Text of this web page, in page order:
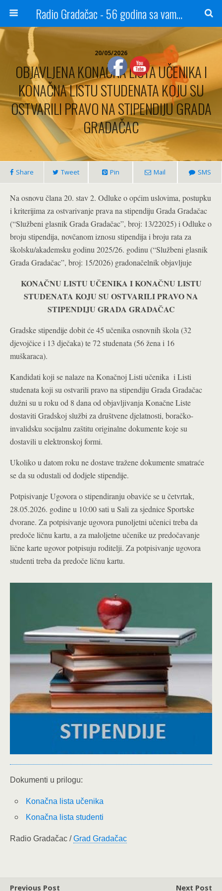
Radio Gradačac - 56 godina sa vama...
20/05/2026
OBJAVLJENA KONAČNA LISTA UČENIKA I
KONAČNA LISTU STUDENATA KOJU SU
OSTVARILI PRAVO NA STIPENDIJU GRADA
GRADAČAC
Share Tweet Pin Mail SMS
Na osnovu člana 20. stav 2. Odluke o općim uslovima, postupku
i kriterijima za ostvarivanje prava na stipendiju Grada Gradačac
(“Službeni glasnik Grada Gradačac”, broj: 13/22025) i Odluke o
broju stipendija, novčanom iznosu stipendija i broju rata za
školsku/akademsku godinu 2025/26. godinu (“Službeni glasnik
Grada Gradačac”, broj: 15/2026) gradonačelnik objavljuje
KONAČNU LISTU UČENIKA I KONAČNU LISTU
STUDENATA KOJU SU OSTVARILI PRAVO NA
STIPENDIJU GRADA GRADAČAC
Gradske stipendije dobit će 45 učenika osnovnih škola (32
djevojčice i 13 dječaka) te 72 studenata (56 žena i 16
muškaraca).
Kandidati koji se nalaze na Konačnoj Listi učenika i Listi
studenata koji su ostvarili pravo na stipendiju Grada Gradačac
dužni su u roku od 8 dana od objavljivanja Konačne Liste
dostaviti Gradskoj službi za društvene djelatnosti, boračko-
invalidsku socijalnu zaštitu originalne dokumente koje su
dostavili u elektronskoj formi.
Ukoliko u datom roku ne dostave tražene dokumente smatraće
se da su odustali od dodjele stipendije.
Potpisivanje Ugovora o stipendiranju obaviće se u četvrtak,
28.05.2026. godine u 10:00 sati u Sali za sjednice Sportske
dvorane. Za potpisivanje ugovora punoljetni učenici treba da
predoče ličnu kartu, a za maloljetne učenike uz predočavanje
lične karte ugovor potpisuju roditelji. Za potpisivanje ugovora
studenti treba da predoče ličnu kartu.
Dokumenti u prilogu:
Konačna lista učenika
Konačna lista studenti
Radio Gradačac /Grad Gradačac
Previous Post Next Post